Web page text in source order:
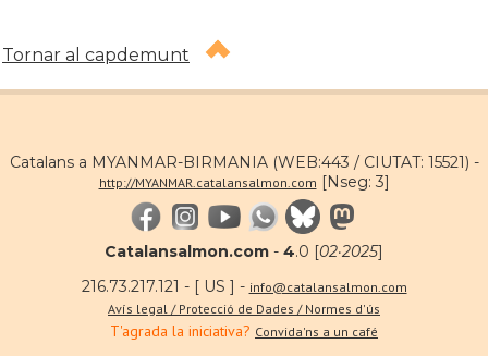
Tornar al capdemunt
Catalans a MYANMAR-BIRMANIA (WEB:443 / CIUTAT: 15521) -
http://MYANMAR.catalansalmon.com [Nseg: 3]
Catalansalmon.com - 4.0 [02·2025]
216.73.217.121 - [ US ] - info@catalansalmon.com
Avís legal / Protecció de Dades / Normes d'ús
T'agrada la iniciativa? Convida'ns a un café